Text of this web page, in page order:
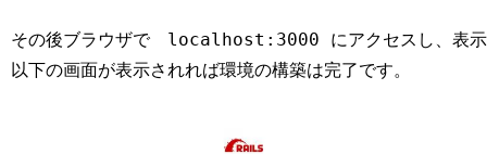
その後ブラウザで　localhost:3000 にアクセスし、表示
以下の画面が表示されれば環境の構築は完了です。